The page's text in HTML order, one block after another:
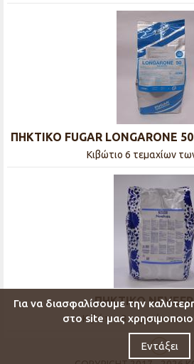
Για να διασφαλίσουμε την
στο site μας
Εντάξει
ΠΗΚΤΙΚΟ FUGAR LONGARONE
Κιβώτιο 6 τεμαχίων
ΠΗΚΤΙΚΟ
Κιβώτιο 8 τεμαχίων των